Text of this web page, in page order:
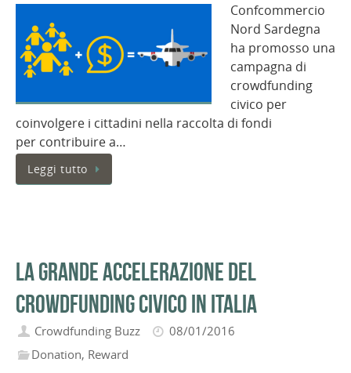
Confcommercio
Nord Sardegna
ha promosso una
campagna di
crowdfunding
civico per
coinvolgere i cittadini nella raccolta di fondi
per contribuire a…
Leggi tutto
La grande accelerazione del
crowdfunding civico in Italia
Crowdfunding Buzz
08/01/2016
Donation, Reward